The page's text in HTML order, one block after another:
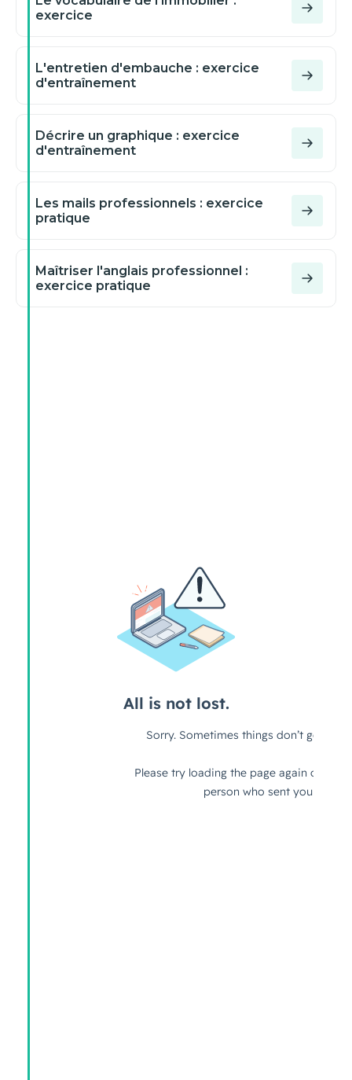
exercice
L'entretien d'embauche : exercice
d'entraînement
Décrire un graphique : exercice
d'entraînement
Les mails professionnels : exercice
pratique
Maîtriser l'anglais professionnel :
exercice pratique